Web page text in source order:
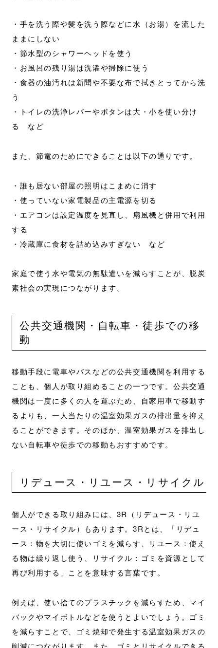
・手を洗う際や髪を洗う際などに水（お湯）を流した
ままにしない
・節水型のシャワーヘッドを使う
・お風呂の残り湯は洗濯や掃除に使う
・食器の油汚れは新聞や不要な布で拭きとってから洗
う
・トイレの洗浄レバーやボタンは大・小を使い分け
る など
また、節電のためにできることは以下の通りです。
・誰も居ない部屋の照明はこまめに消す
・使っていない家電製品の主電源を切る
・エアコンは設定温度を見直し、扇風機と併用で利用
する
・冷蔵庫に食材を詰め込みすぎない など
家庭で使う水や電気の無駄遣いを減らすことが、脱炭
素社会の実現につながります。
公共交通機関・自転車・徒歩での移
動
移動手段に電車やバスなどの公共交通機関を利用する
ことも、個人が取り組めることの一つです。公共交通
機関は一度に多くの人を運ぶため、自家用車で移動す
るよりも、一人当たりの温室効果ガスの排出量を抑え
ることができます。そのほか、温室効果ガスを排出し
ない自転車や徒歩での移動もおすすめです。
リデュース・リユース・リサイクル
個人ができる取り組みには、3R（リデュース・リユ
ース・リサイクル）もあります。3Rとは、「リデュ
ース：物を大切に使いゴミを減らす、リユース：使え
る物は繰り返し使う、リサイクル：ゴミを資源として
再び利用する」ことを意味する言葉です。
例えば、使い捨てのプラスチックを減らすため、マイ
バックやマイボトルなどを使うとよいでしょう。ゴミ
を減らすことで、ゴミ焼却で発生する温室効果ガスの
削減につながります。また、ゴミとリサイクルできる